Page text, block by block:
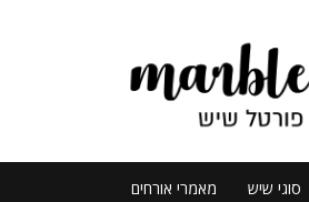
סוגי שיש מאמרי אורחים